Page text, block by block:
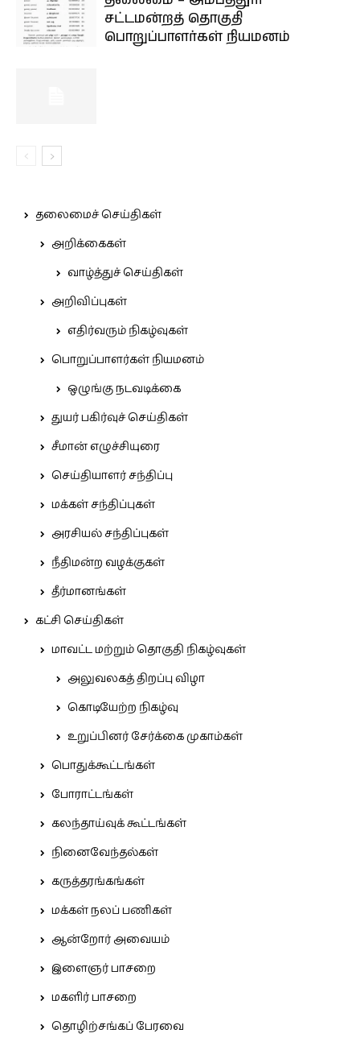
சட்டமன்றத் தொகுதி
பொறுப்பாளர்கள் நியமனம்
தலைமைச் செய்திகள்
அறிக்கைகள்
வாழ்த்துச் செய்திகள்
அறிவிப்புகள்
எதிர்வரும் நிகழ்வுகள்
பொறுப்பாளர்கள் நியமனம்
ஒழுங்கு நடவடிக்கை
துயர் பகிர்வுச் செய்திகள்
சீமான் எழுச்சியுரை
செய்தியாளர் சந்திப்பு
மக்கள் சந்திப்புகள்
அரசியல் சந்திப்புகள்
நீதிமன்ற வழக்குகள்
தீர்மானங்கள்
கட்சி செய்திகள்
மாவட்ட மற்றும் தொகுதி நிகழ்வுகள்
அலுவலகத் திறப்பு விழா
கொடியேற்ற நிகழ்வு
உறுப்பினர் சேர்க்கை முகாம்கள்
பொதுக்கூட்டங்கள்
போராட்டங்கள்
கலந்தாய்வுக் கூட்டங்கள்
நினைவேந்தல்கள்
கருத்தரங்கங்கள்
மக்கள் நலப் பணிகள்
ஆன்றோர் அவையம்
இளைஞர் பாசறை
மகளிர் பாசறை
தொழிற்சங்கப் பேரவை